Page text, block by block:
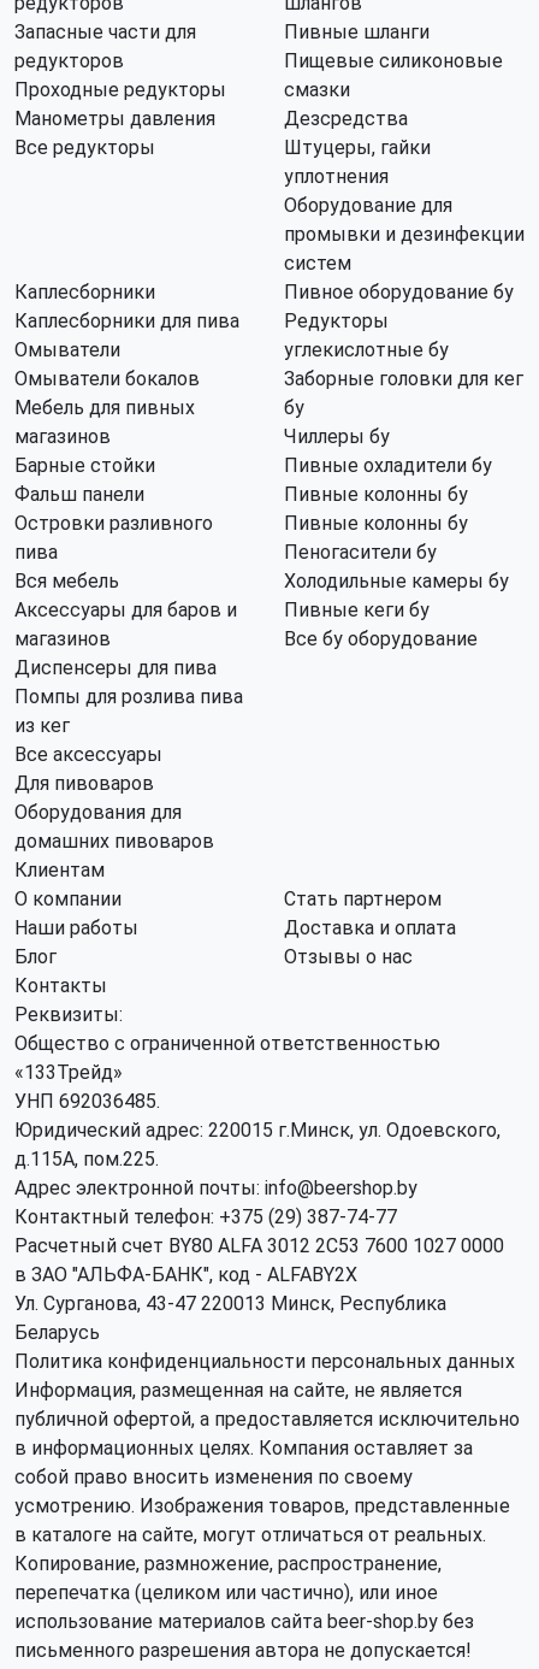
Запасные части для
редукторов
Проходные редукторы
Манометры давления
Все редукторы
Пивные шланги
Пищевые силиконовые
смазки
Дезсредства
Штуцеры, гайки
уплотнения
Оборудование для
промывки и дезинфекции
систем
Каплесборники
Каплесборники для пива
Омыватели
Омыватели бокалов
Мебель для пивных
магазинов
Барные стойки
Фальш панели
Островки разливного
пива
Вся мебель
Аксессуары для баров и
магазинов
Диспенсеры для пива
Помпы для розлива пива
из кег
Все аксессуары
Для пивоваров
Оборудования для
домашних пивоваров
Пивное оборудование бу
Редукторы
углекислотные бу
Заборные головки для кег
бу
Чиллеры бу
Пивные охладители бу
Пивные колонны бу
Пивные колонны бу
Пеногасители бу
Холодильные камеры бу
Пивные кеги бу
Все бу оборудование
Клиентам
О компании
Стать партнером
Наши работы
Доставка и оплата
Блог
Отзывы о нас
Контакты
Реквизиты:
Общество с ограниченной ответственностью
«133Трейд»
УНП 692036485​.
Юридический адрес: 220015 г.Минск, ул. Одоевского,
д.115А, пом.225.
Адрес электронной почты: info@beershop.by
Контактный телефон: +375 (29) 387-74-77
Расчетный счет BY80 ALFA 3012 2C53 7600 1027 0000
в ЗАО "АЛЬФА-БАНК", код - ALFABY2X
Ул. Сурганова, 43-47 220013 Минск, Республика
Беларусь
Политика конфиденциальности персональных данных
Информация, размещенная на сайте, не является
публичной офертой, а предоставляется исключительно
в информационных целях. Компания оставляет за
собой право вносить изменения по своему
усмотрению. Изображения товаров, представленные
в каталоге на сайте, могут отличаться от реальных.
Копирование, размножение, распространение,
перепечатка (целиком или частично), или иное
использование материалов сайта beer-shop.by без
письменного разрешения автора не допускается!